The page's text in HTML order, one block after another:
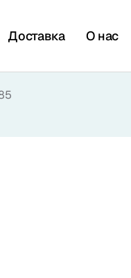
Доставка О нас